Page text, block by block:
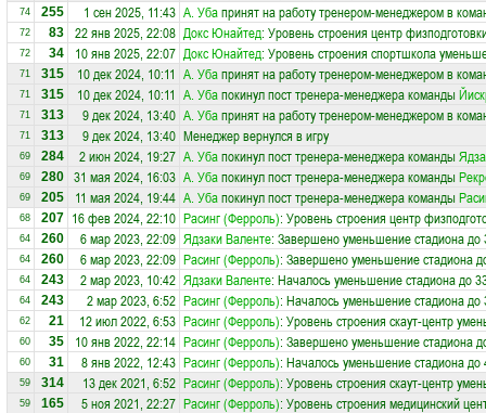
74 255 1 сен 2025, 11:43 А. Убапринят на работу тренером-менеджером в
72 83 22 янв 2025, 22:08 Докс Юнайтед: Уровень строения центр
72 34 10 янв 2025, 22:07 Докс Юнайтед: Уровень строения спортшкола
71 315 10 дек 2024, 10:11 А. Убапринят на работу тренером-менеджером в
71 315 10 дек 2024, 10:11 А. Убапокинул пост тренера-менеджера команды
71 313 9 дек 2024, 13:40 А. Убапринят на работу тренером-менеджером в
71 313 9 дек 2024, 13:40 Менеджер вернулся в игру
69 284 2 июн 2024, 19:27 А. Убапокинул пост тренера-менеджера команды
69 280 31 мая 2024, 16:03 А. Убапокинул пост тренера-менеджера команды
69 205 11 мая 2024, 19:44 А. Убапокинул пост тренера-менеджера команды
68 207 16 фев 2024, 22:10 Расинг (Ферроль): Уровень строения центр
64 260 6 мар 2023, 22:09 Ядзаки Валенте: Завершено уменьшение стадиона до
64 260 6 мар 2023, 22:09 Расинг (Ферроль): Завершено уменьшение стадиона
64 243 2 мар 2023, 10:42 Ядзаки Валенте: Началось уменьшение стадиона до
64 243 2 мар 2023, 6:52 Расинг (Ферроль): Началось уменьшение стадиона до
62 21 12 июл 2022, 6:53 Расинг (Ферроль): Уровень строения скаут-центр
60 35 10 янв 2022, 22:14 Расинг (Ферроль): Завершено уменьшение стадиона
60 31 8 янв 2022, 12:43 Расинг (Ферроль): Началось уменьшение стадиона до
59 314 13 дек 2021, 6:52 Расинг (Ферроль): Уровень строения скаут-центр
59 165 5 ноя 2021, 22:27 Расинг (Ферроль): Уровень строения медицинский